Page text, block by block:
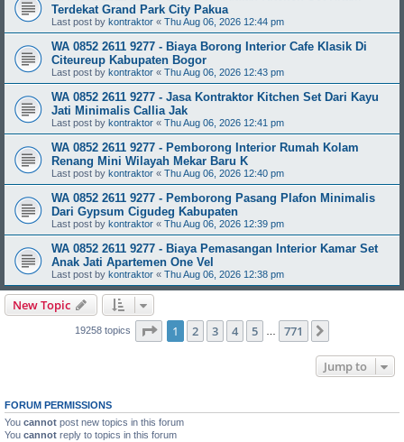
Terdekat Grand Park City Pakua
Last post by kontraktor « Thu Aug 06, 2026 12:44 pm
WA 0852 2611 9277 - Biaya Borong Interior Cafe Klasik Di
Citeureup Kabupaten Bogor
Last post by kontraktor « Thu Aug 06, 2026 12:43 pm
WA 0852 2611 9277 - Jasa Kontraktor Kitchen Set Dari Kayu
Jati Minimalis Callia Jak
Last post by kontraktor « Thu Aug 06, 2026 12:41 pm
WA 0852 2611 9277 - Pemborong Interior Rumah Kolam
Renang Mini Wilayah Mekar Baru K
Last post by kontraktor « Thu Aug 06, 2026 12:40 pm
WA 0852 2611 9277 - Pemborong Pasang Plafon Minimalis
Dari Gypsum Cigudeg Kabupaten
Last post by kontraktor « Thu Aug 06, 2026 12:39 pm
WA 0852 2611 9277 - Biaya Pemasangan Interior Kamar Set
Anak Jati Apartemen One Vel
Last post by kontraktor « Thu Aug 06, 2026 12:38 pm
New Topic
19258 topics Page 1of 771
1 2 3 4 5 771
Jump to
FORUM PERMISSIONS
You cannot post new topics in this forum
You cannot reply to topics in this forum